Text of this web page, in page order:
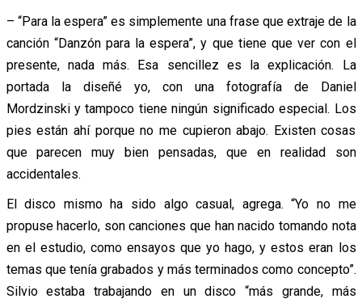
– “Para la espera” es simplemente una frase que extraje de la
canción “Danzón para la espera”, y que tiene que ver con el
presente, nada más. Esa sencillez es la explicación. La
portada la diseñé yo, con una fotografía de Daniel
Mordzinski y tampoco tiene ningún significado especial. Los
pies están ahí porque no me cupieron abajo. Existen cosas
que parecen muy bien pensadas, que en realidad son
accidentales.
El disco mismo ha sido algo casual, agrega. “Yo no me
propuse hacerlo, son canciones que han nacido tomando nota
en el estudio, como ensayos que yo hago, y estos eran los
temas que tenía grabados y más terminados como concepto”.
Silvio estaba trabajando en un disco “más grande, más